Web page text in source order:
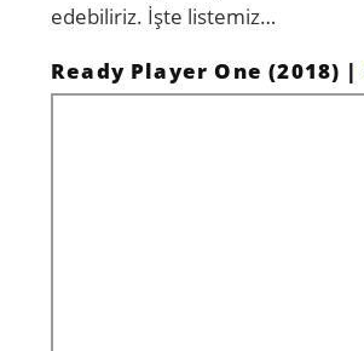
edebiliriz. İşte listemiz…
Ready Player One (2018) |